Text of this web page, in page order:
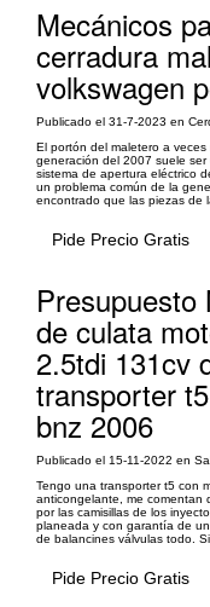
Mecánicos
cerradura
volkswagen
Publicado el 31-7-2023 en
El portón del maletero a
generación del 2007 suele
sistema de apertura eléctrico
un problema común de la
encontrado que las piezas de
Pide Precio Gratis
Presupuesto
de culata
2.5tdi 131cv
transporter
bnz 2006
Publicado el 15-11-2022 en
Tengo una transporter t5 con
anticongelante, me comentan
por las camisillas de los
planeada y con garantía de
de balancines válvulas todo.
Pide Precio Gratis